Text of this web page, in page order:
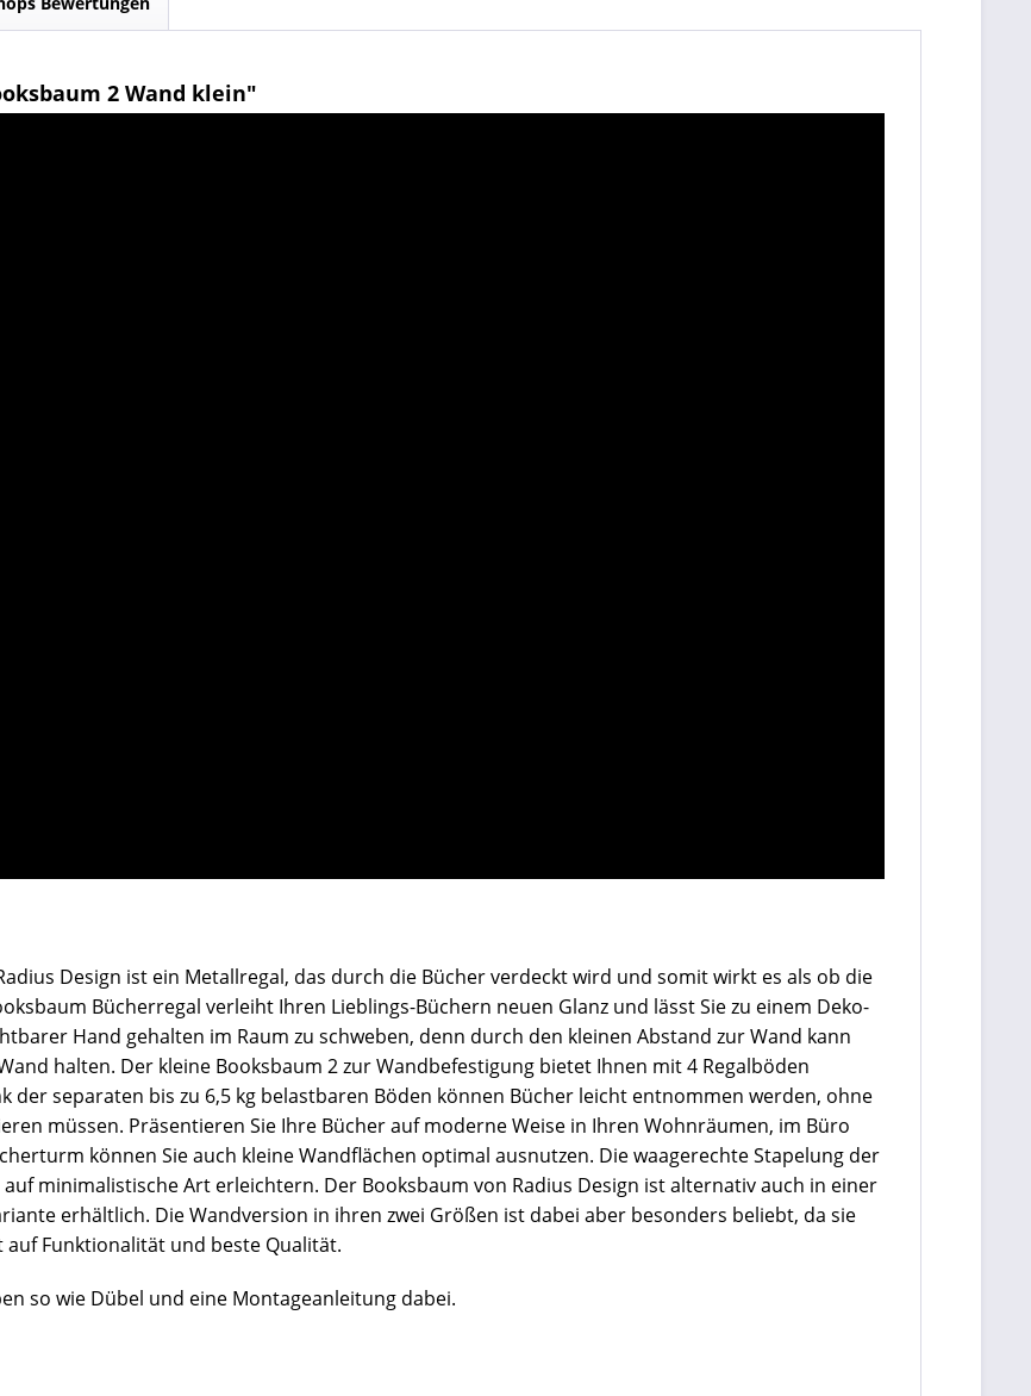
2 Wand klein"
Design ist ein Metallregal, das durch die Bücher verdeckt wird und somit wirkt es als ob die
Bücherregal verleiht Ihren Lieblings-Büchern neuen Glanz und lässt Sie zu einem Deko-
Hand gehalten im Raum zu schweben, denn durch den kleinen Abstand zur Wand kann
halten. Der kleine Booksbaum 2 zur Wandbefestigung bietet Ihnen mit 4 Regalböden
der separaten bis zu 6,5 kg belastbaren Böden können Bücher leicht entnommen werden, ohne
müssen. Präsentieren Sie Ihre Bücher auf moderne Weise in Ihren Wohnräumen, im Büro
können Sie auch kleine Wandflächen optimal ausnutzen. Die waagerechte Stapelung der
minimalistische Art erleichtern. Der Booksbaum von Radius Design ist alternativ auch in einer
erhältlich. Die Wandversion in ihren zwei Größen ist dabei aber besonders beliebt, da sie
Funktionalität und beste Qualität.
so wie Dübel und eine Montageanleitung dabei.